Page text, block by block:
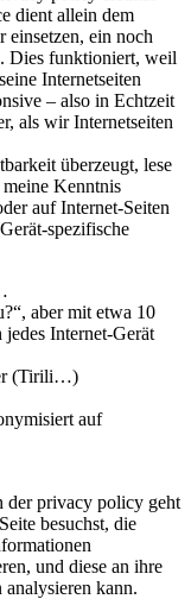
dient allein dem
einsetzen, ein noch
Dies funktioniert, weil
Internetseiten
– also in Echtzeit
als wir Internetseiten
überzeugt, lese
Kenntnis
auf Internet-Seiten
spezifische
aber mit etwa 10
Internet-Gerät
(Tirili…)
auf
der privacy policy geht
besuchst, die
und diese an ihre
analysieren kann.